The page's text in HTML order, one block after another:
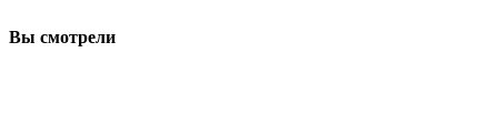
Вы смотрели